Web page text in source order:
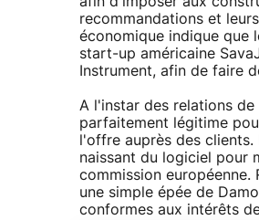
recommandations et
économique indique que
start-up américaine
Instrument, afin de faire
A l'instar des relations
parfaitement légitime
l'offre auprès des
naissant du logiciel pour
commission européenne.
une simple épée de
conformes aux intérêts